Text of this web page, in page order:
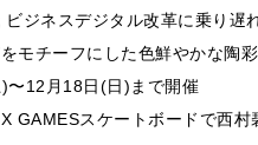
ジネスデジタル改革に乗り遅
モチーフにした色鮮やかな陶
〜12月18日(日)まで開催
GAMESスケートボードで西村